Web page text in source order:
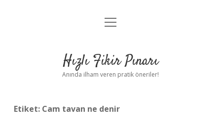
Anasayfa
Yasal Uyarı
menüyü
Hızlı Fikir Pınarı
Anında ilham veren pratik öneriler!
Etiket: Cam tavan ne denir